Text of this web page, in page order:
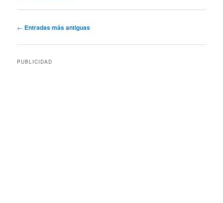
Navegación
entradas
← Entradas más antiguas
PUBLICIDAD